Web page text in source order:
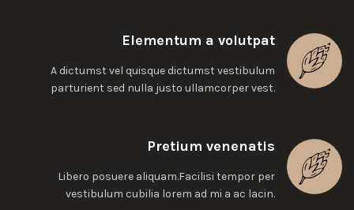
Elementum a volutpat
A dictumst vel quisque dictumst vestibulum
parturient sed nulla justo ullamcorper vest.
Pretium venenatis
Libero posuere aliquam.Facilisi tempor per
vestibulum cubilia lorem ad mi a ac lacin.